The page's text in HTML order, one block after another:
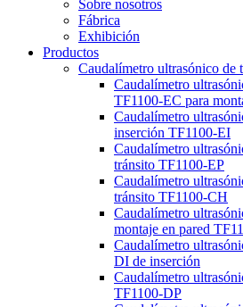
Sobre nosotros
Fábrica
Exhibición
Productos
Caudalímetro ultrasónico de
Caudalímetro
TF1100-EC para
Caudalímetro
inserción TF1100-EI
Caudalímetro
tránsito TF1100-EP
Caudalímetro
tránsito TF1100-CH
Caudalímetro
montaje en pared
Caudalímetro
DI de inserción
Caudalímetro
TF1100-DP